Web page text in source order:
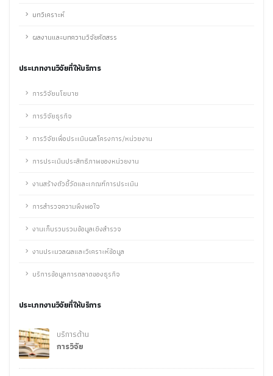
บทวิเคราะห์
ผลงานและบทความวิจัยคัดสรร
ประเภทงานวิจัยที่ให้บริการ
การวิจัยนโยบาย
การวิจัยธุรกิจ
การวิจัยเพื่อประเมินผลโครงการ/หน่วยงาน
การประเมินประสิทธิภาพของหน่วยงาน
งานสร้างตัวชี้วัดและเกณฑ์การประเมิน
การสำรวจความพึงพอใจ
งานเก็บรวบรวมข้อมูลเชิงสำรวจ
งานประมวลผลและวิเคราะห์ข้อมูล
บริการข้อมูลการตลาดของธุรกิจ
ประเภทงานวิจัยที่ให้บริการ
บริการด้าน
การวิจัย